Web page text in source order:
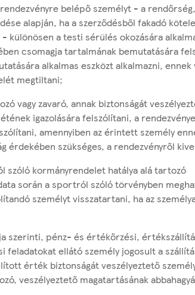
belépő személyt - a
alapján, ha a szerződésből fakadó
különösen a testi sérülés okozására
csomagja tartalmának bemutatására
alkalmas eszközt alkalmazni, ennek
megtiltani;
vagy zavaró, annak biztonságát
igazolására felszólítani, a
amennyiben az érintett személy
érdekében szükséges, a rendezvényről
szóló kormányrendelet hatálya alá tartozó
során a sportról szóló törvényben
személyt visszatartani, ha az
szerinti, pénz- és értékőrzési,
feladatokat ellátó személy jogosult a
érték biztonságát veszélyeztető
veszélyeztető magatartásának